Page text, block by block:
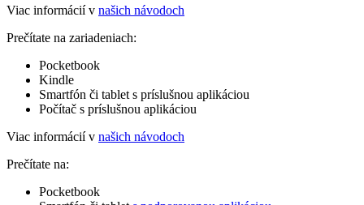
Viac informácií v našich návodoch
Prečítate na zariadeniach:
Pocketbook
Kindle
Smartfón či tablet s príslušnou aplikáciou
Počítač s príslušnou aplikáciou
Viac informácií v našich návodoch
Prečítate na:
Pocketbook